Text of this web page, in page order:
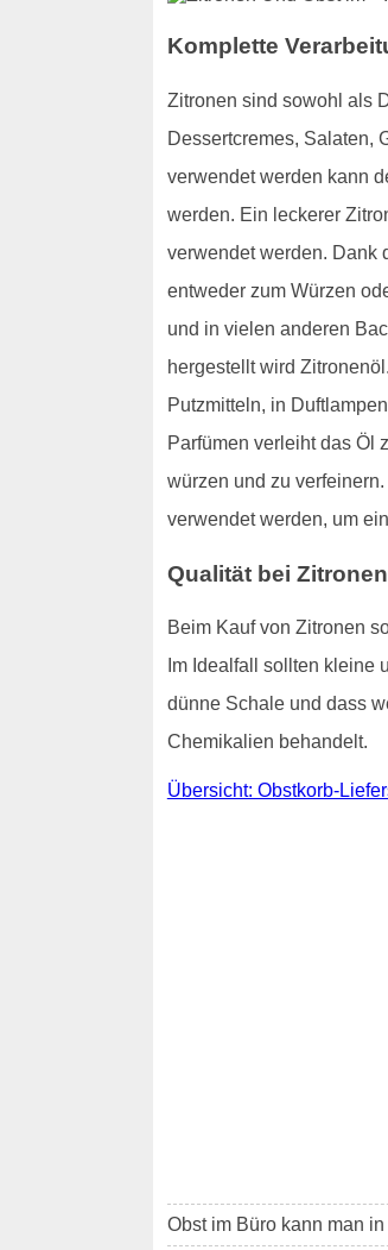
Komplette
Zitronen sind sowohl als
Dessertcremes, Salaten,
verwendet werden kann
werden. Ein leckerer
verwendet werden. Dank
entweder zum Würzen
und in vielen anderen
hergestellt wird
Putzmitteln, in
Parfümen verleiht das Öl
würzen und zu
verwendet werden, um
Qualität bei
Beim Kauf von Zitronen
Im Idealfall sollten kleine
dünne Schale und dass
Chemikalien behandelt.
Übersicht: Obstkorb-
Obst im Büro kann man